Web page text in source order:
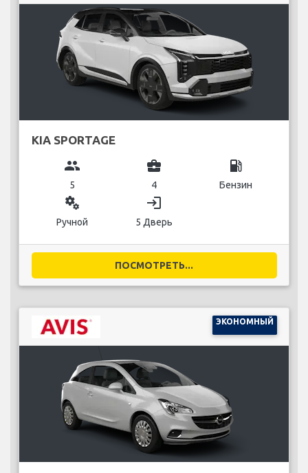
KIA SPORTAGE
group
5
business_center
4
local_gas_station
Бензин
miscellaneous_services
Ручной
login
5 Дверь
ПОСМОТРЕТЬ...
ЭКОНОМНЫЙ